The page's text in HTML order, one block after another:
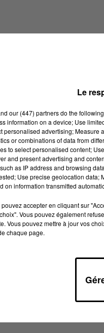
À 09H01
Le
our (447) partnersdo the
information on a device; Use
personalised advertising; Measure
or combinations of data from
to select personalised content;
and present advertising and
as IP address and browsing
Use precise geolocation data;
on information transmitted
pouvez accepter en cliquant sur
Vous pouvez également
Vous pouvez mettre à jour vos
chaque page.